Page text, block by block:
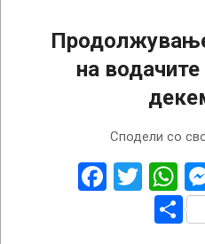
на
Сподели со